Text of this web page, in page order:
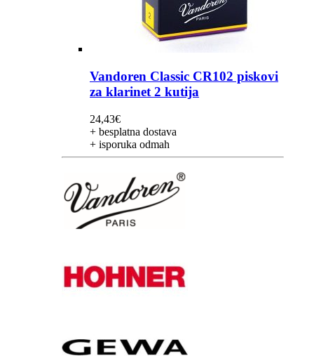
Vandoren Classic CR102 piskovi
za klarinet 2 kutija
24,43€
+ besplatna dostava
+ isporuka odmah